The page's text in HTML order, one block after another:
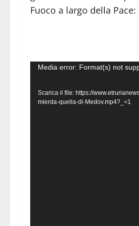
Fuoco a largo della Pace:
Video
Media error: Format(s) not
Scarica il file: https://
mierda-quella-di-Medov.mp4?_=1